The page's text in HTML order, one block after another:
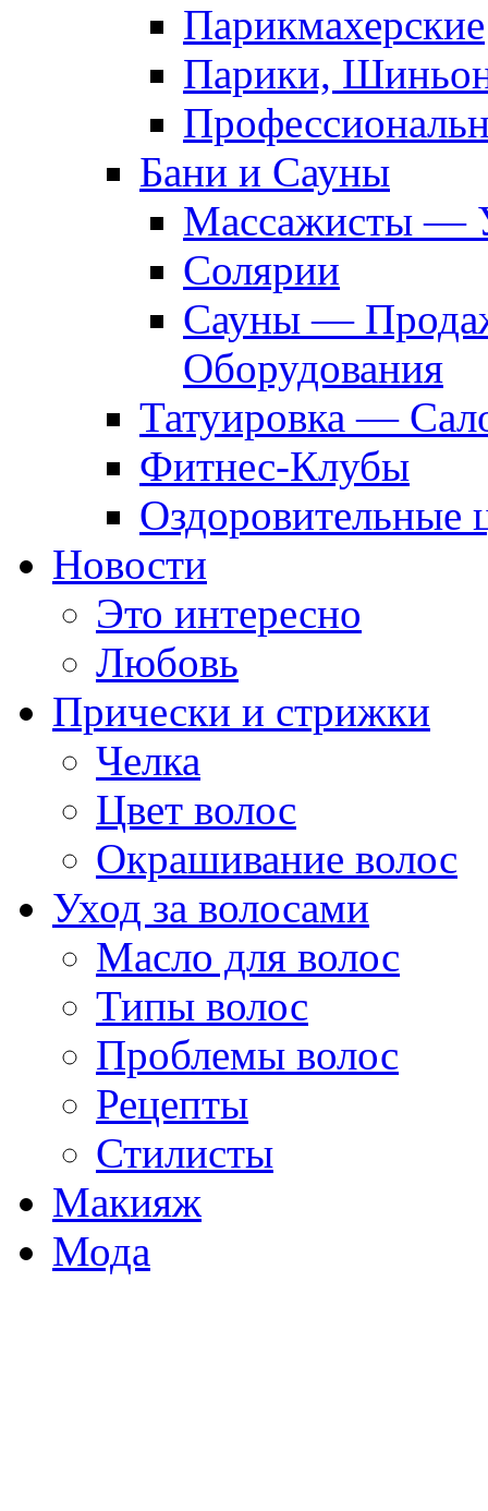
Парикмахерские
Парики,
Бани и Сауны
Массажисты —
Солярии
Сауны —
Оборудования
Татуировка —
Фитнес-Клубы
Оздоровительные
Новости
Это интересно
Любовь
Прически и стрижки
Челка
Цвет волос
Окрашивание волос
Уход за волосами
Масло для волос
Типы волос
Проблемы волос
Рецепты
Стилисты
Макияж
Мода